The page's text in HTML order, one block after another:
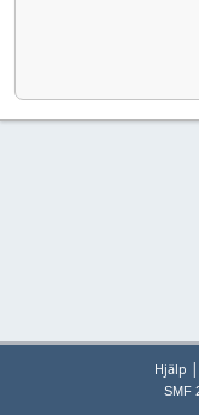
Hjälp |
SMF